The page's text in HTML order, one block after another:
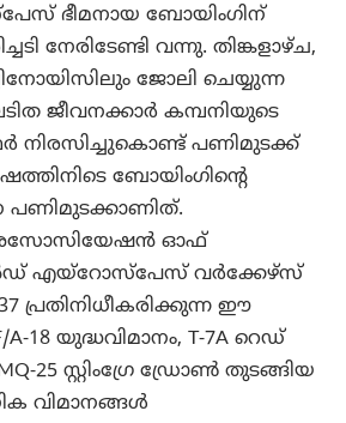
ഭീമനായ ബോയിംഗിന്
നേരിടേണ്ടി വന്നു. തിങ്കളാഴ്ച,
ജോലി ചെയ്യുന്ന
ജീവനക്കാര്‍ കമ്പനിയുടെ
നിരസിച്ചുകൊണ്ട് പണിമുടക്ക്
ബോയിംഗിന്റെ
പണിമുടക്കാണിത്.
ഓഫ്
എയ്‌റോസ്‌പേസ് വർക്കേഴ്സ്
പ്രതിനിധീകരിക്കുന്ന ഈ
A-18 യുദ്ധവിമാനം, T-7A റെഡ്
25 സ്റ്റിംഗ്രേ ഡ്രോൺ തുടങ്ങിയ
വിമാനങ്ങൾ